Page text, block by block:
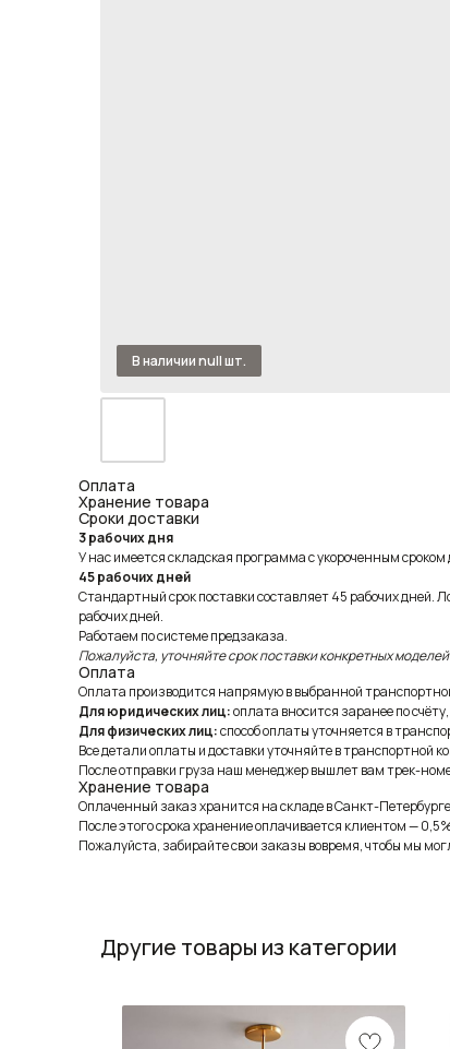
Оплата
Хранение товара
Сроки доставки
3 рабочих дня
У нас имеется складская программа с укороченным
45 рабочих дней
Стандартный срок поставки составляет 45 рабочих дней.
рабочих дней.
Работаем по системе предзаказа.
Пожалуйста, уточняйте срок поставки конкретных
Оплата
Оплата производится напрямую в выбранной
Для юридических лиц:оплата вносится заранее по
Для физических лиц:способ оплаты уточняется в
Все детали оплаты и доставки уточняйте в транспортной
После отправки груза наш менеджер вышлет вам трек-
Хранение товара
Оплаченный заказ хранится на складе в Санкт-
После этого срока хранение оплачивается клиентом —
Пожалуйста, забирайте свои заказы вовремя, чтобы мы
Другие товары из категории